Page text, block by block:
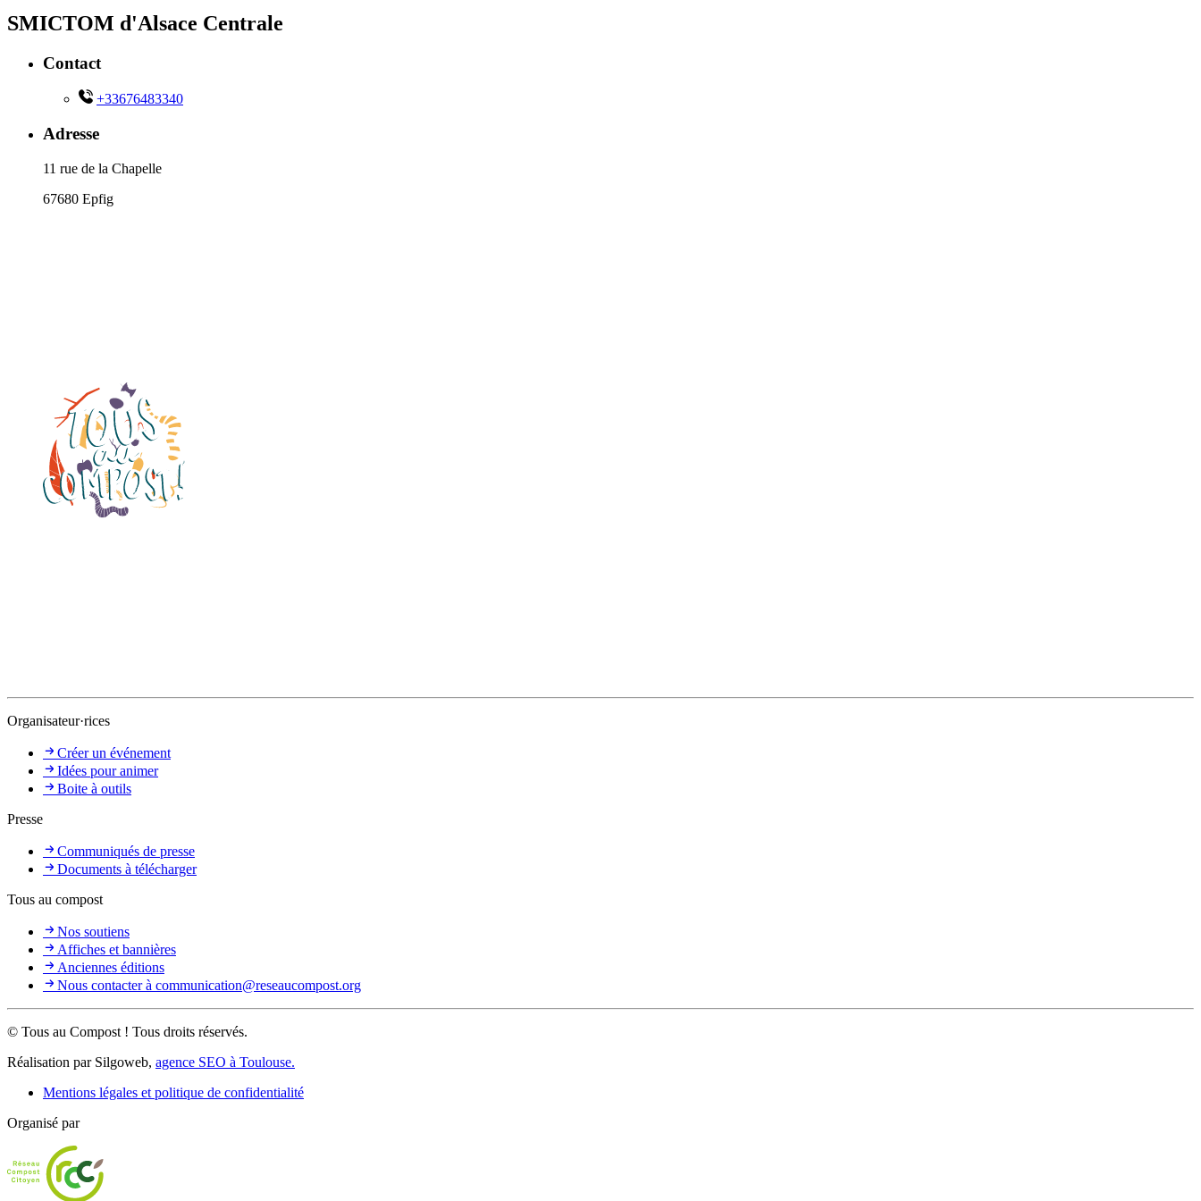
SMICTOM d'Alsace Centrale
Contact
+33676483340
Adresse
11 rue de la Chapelle
67680 Epfig
Organisateur·rices
Créer un événement
Idées pour animer
Boite à outils
Presse
Communiqués de presse
Documents à télécharger
Tous au compost
Nos soutiens
Affiches et bannières
Anciennes éditions
Nous contacter à communication@reseaucompost.org
© Tous au Compost ! Tous droits réservés.
Réalisation par Silgoweb, agence SEO à Toulouse.
Mentions légales et politique de confidentialité
Organisé par